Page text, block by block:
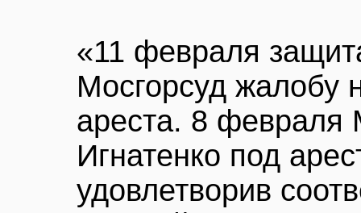
«11 февраля
Мосгорсуд жалобу
ареста. 8 февраля
Игнатенко под
удовлетворив